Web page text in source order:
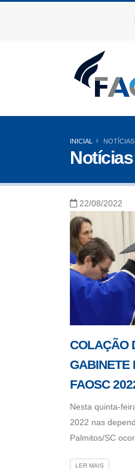
INICIAL NOTÍCIAS
Notícias
22/08/2022
COLAÇÃO
GABINETE
FAOSC
Nesta quinta-
2022 nas
Palmitos/SC
LER MAIS